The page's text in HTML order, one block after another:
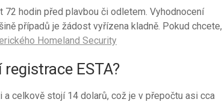
hodin před plavbou či odletem. Vyhodnocení
případů je žádost vyřízena kladně. Pokud chcete,
Homeland Security
ESTA?
celkově stojí 14 dolarů, což je v přepočtu asi cca